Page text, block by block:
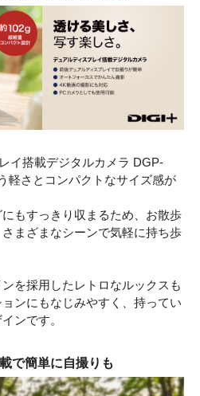
イ搭載デジタルカメラ DGP-
軽さとコンパクトなサイズ感が
もすっきり収まるため、お散歩
まざまなシーンで気軽に持ち歩
を採用したレトロなルックスも
ンにもなじみやすく、持ってい
ンです。
で簡単に自撮りも